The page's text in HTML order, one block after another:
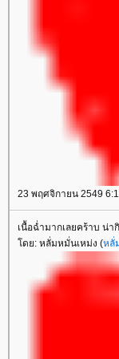
23 พฤศจิกายน 2549
เนื้อฉ่ำมากเลยคร้าบ น่า
ดย: หลั่มหมั่นเหม่ง (หลั่